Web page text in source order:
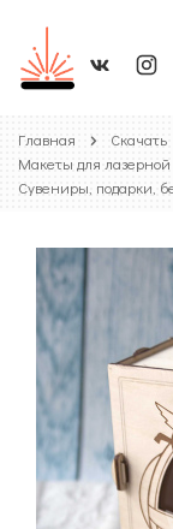
Главная Скачать
Макеты для лазерной
Сувениры, подарки,